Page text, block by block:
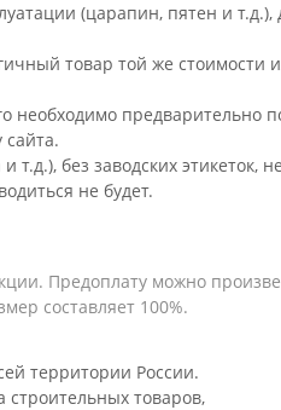
(царапин, пятен и
товар той же стоимости
необходимо предварительно
без заводских этикеток,
не будет.
Предоплату можно
составляет 100%.
территории России.
товаров,